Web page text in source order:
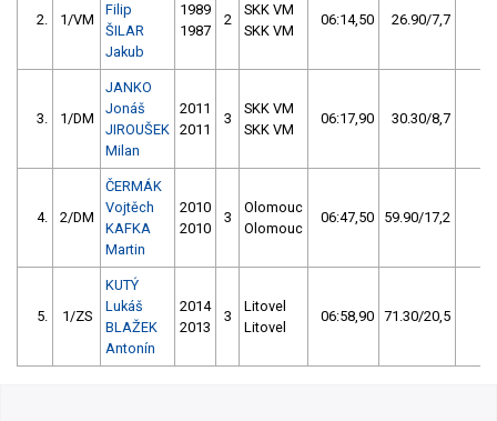
2. 1/VM
Filip
ŠILAR
Jakub
1989
1987
2
SKK VM
SKK VM
06:14,50 26.90/7,7
3. 1/DM
JANKO
Jonáš
JIROUŠEK
Milan
2011
2011
3
SKK VM
SKK VM
06:17,90 30.30/8,7
4. 2/DM
ČERMÁK
Vojtěch
KAFKA
Martin
2010
2010
3
Olomouc
Olomouc
06:47,50 59.90/17,2
5. 1/ZS
KUTÝ
Lukáš
BLAŽEK
Antonín
2014
2013
3
Litovel
Litovel
06:58,90 71.30/20,5